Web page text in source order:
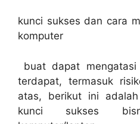
kunci sukses dan cara
komputer
buat dapat
terdapat, termasuk
atas, berikut ini
kunci sukses